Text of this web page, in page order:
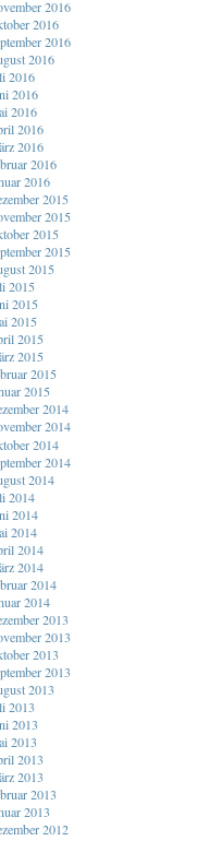
2016
2016
2016
2016
2016
2016
2016
2016
2016
2016
2016
2015
2015
2015
2015
2015
2015
2015
2015
2015
2015
2015
2015
2014
2014
2014
2014
2014
2014
2014
2014
2014
2014
2014
2014
2013
2013
2013
2013
2013
2013
2013
2013
2013
2013
2013
2013
2012